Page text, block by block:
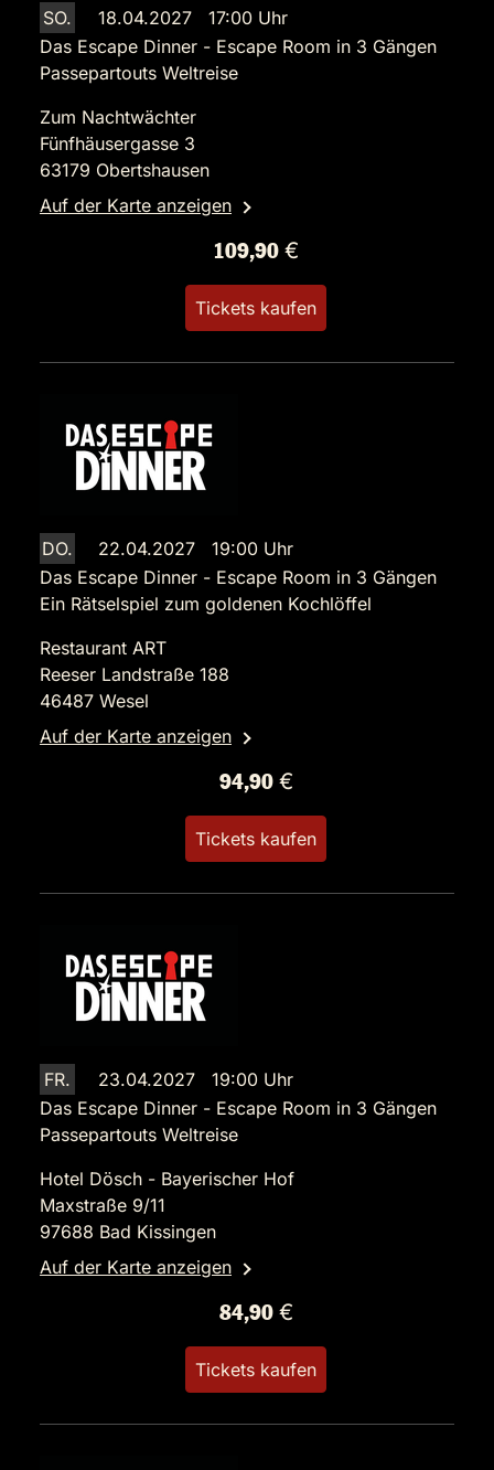
SO.
18.04.2027 17:00 Uhr
Das Escape Dinner - Escape Room in 3 Gängen
Passepartouts Weltreise
Zum Nachtwächter
Fünfhäusergasse 3
63179 Obertshausen
Auf der Karte anzeigen
109,90 €
Tickets kaufen
DO.
22.04.2027 19:00 Uhr
Das Escape Dinner - Escape Room in 3 Gängen
Ein Rätselspiel zum goldenen Kochlöffel
Restaurant ART
Reeser Landstraße 188
46487 Wesel
Auf der Karte anzeigen
94,90 €
Tickets kaufen
FR.
23.04.2027 19:00 Uhr
Das Escape Dinner - Escape Room in 3 Gängen
Passepartouts Weltreise
Hotel Dösch - Bayerischer Hof
Maxstraße 9/11
97688 Bad Kissingen
Auf der Karte anzeigen
84,90 €
Tickets kaufen